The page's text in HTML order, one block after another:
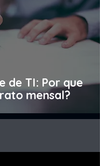
de TI: Por que
mensal?